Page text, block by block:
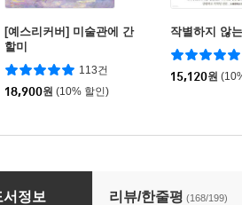
[예스리커버] 미술관에 간
할미
113건
18,900원 (10% 할인)
작별하지 않
15,120원
술관 2 : 한국
서정보 리뷰/한줄평 (168/199)